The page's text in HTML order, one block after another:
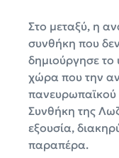
Στο μεταξύ, η
συνθήκη που
δημιούργησε
χώρα που την
πανευρωπαϊκού
Συνθήκη της
εξουσία,
παραπέρα.